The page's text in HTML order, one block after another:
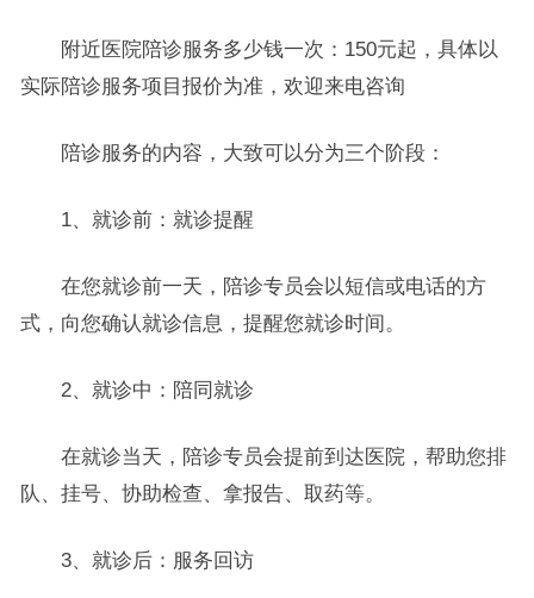
附近医院陪诊服务多少钱一次：150元起，具体以
实际陪诊服务项目报价为准，欢迎来电咨询
陪诊服务的内容，大致可以分为三个阶段：
1、就诊前：就诊提醒
在您就诊前一天，陪诊专员会以短信或电话的方
式，向您确认就诊信息，提醒您就诊时间。
2、就诊中：陪同就诊
在就诊当天，陪诊专员会提前到达医院，帮助您排
队、挂号、协助检查、拿报告、取药等。
3、就诊后：服务回访